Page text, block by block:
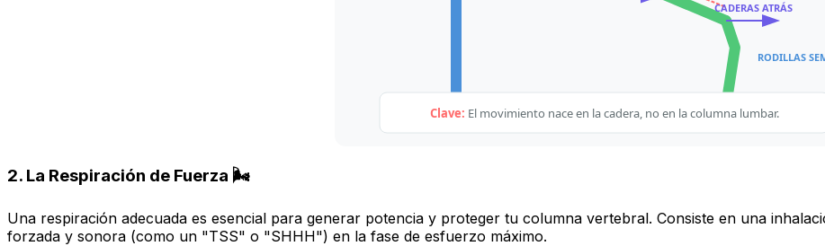
CADERAS ATRÁS
RODILLAS
Clave: El movimiento nace en la cadera, no en la columna lumbar.
2. La Respiración de Fuerza 🌬️
Una respiración adecuada es esencial para generar potencia y proteger tu columna vertebral. Consiste en una
forzada y sonora (como un "TSS" o "SHHH") en la fase de esfuerzo máximo.